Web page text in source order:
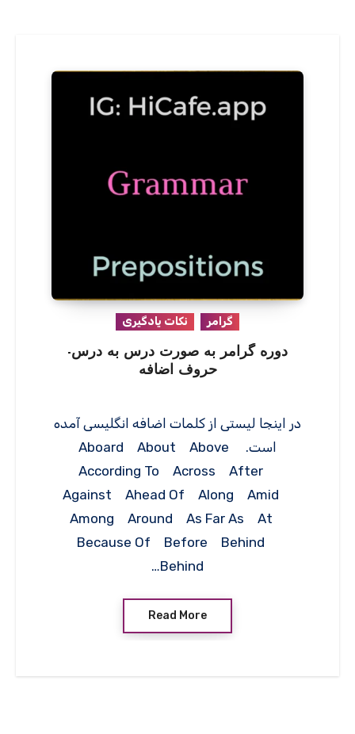
گرامر نکات یادگیری
دوره گرامر به صورت درس به درس-
حروف اضافه
در اینجا لیستی از کلمات اضافه انگلیسی آمده
است. Aboard About Above
According To Across After
Against Ahead Of Along Amid
Among Around As Far As At
Because Of Before Behind
Behind…
Read More